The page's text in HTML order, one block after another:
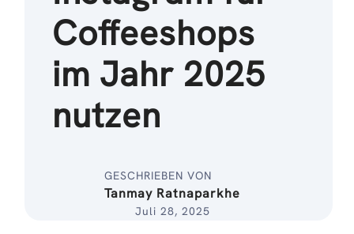
Coffeeshops
im Jahr 2025
nutzen
GESCHRIEBEN VON
Tanmay Ratnaparkhe
Juli 28, 2025